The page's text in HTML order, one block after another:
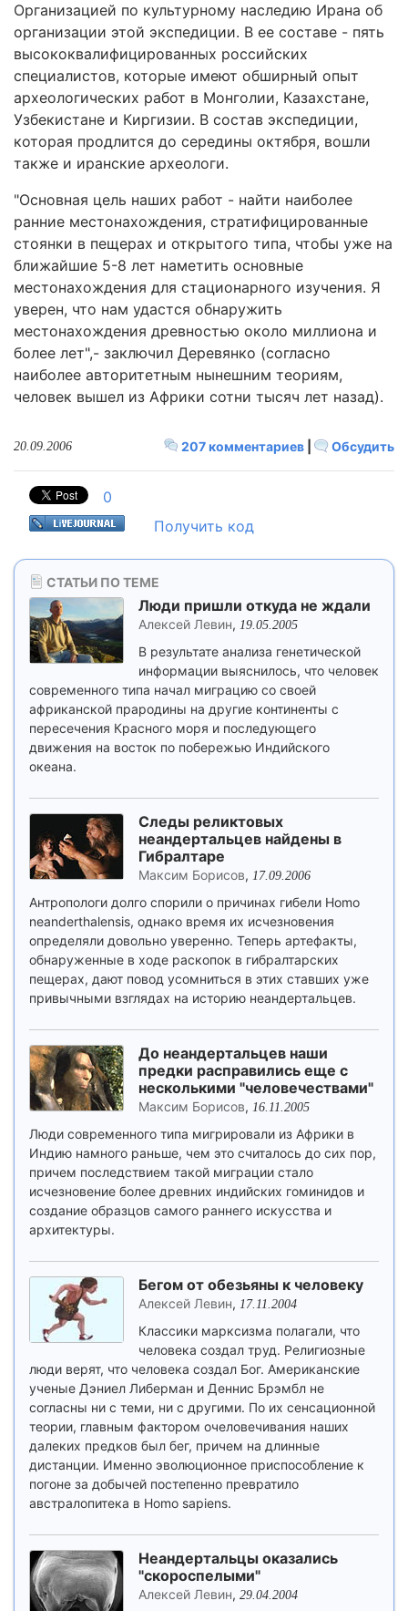
Организацией по культурному наследию Ирана об
организации этой экспедиции. В ее составе - пять
высококвалифицированных российских
специалистов, которые имеют обширный опыт
археологических работ в Монголии, Казахстане,
Узбекистане и Киргизии. В состав экспедиции,
которая продлится до середины октября, вошли
также и иранские археологи.
"Основная цель наших работ - найти наиболее
ранние местонахождения, стратифицированные
стоянки в пещерах и открытого типа, чтобы уже на
ближайшие 5-8 лет наметить основные
местонахождения для стационарного изучения. Я
уверен, что нам удастся обнаружить
местонахождения древностью около миллиона и
более лет",- заключил Деревянко (согласно
наиболее авторитетным нынешним теориям,
человек вышел из Африки сотни тысяч лет назад).
207 комментариев Обсудить
20.09.2006
0
Получить код
СТАТЬИ ПО ТЕМЕ
Люди пришли откуда не ждали
Алексей Левин, 19.05.2005
В результате анализа генетической
информации выяснилось, что человек
современного типа начал миграцию со своей
африканской прародины на другие континенты с
пересечения Красного моря и последующего
движения на восток по побережью Индийского
океана.
Следы реликтовых
неандертальцев найдены в
Гибралтаре
Максим Борисов, 17.09.2006
Антропологи долго спорили о причинах гибели Homo
neanderthalensis, однако время их исчезновения
определяли довольно уверенно. Теперь артефакты,
обнаруженные в ходе раскопок в гибралтарских
пещерах, дают повод усомниться в этих ставших уже
привычными взглядах на историю неандертальцев.
До неандертальцев наши
предки расправились еще с
несколькими "человечествами"
Максим Борисов, 16.11.2005
Люди современного типа мигрировали из Африки в
Индию намного раньше, чем это считалось до сих пор,
причем последствием такой миграции стало
исчезновение более древних индийских гоминидов и
создание образцов самого раннего искусства и
архитектуры.
Бегом от обезьяны к человеку
Алексей Левин, 17.11.2004
Классики марксизма полагали, что
человека создал труд. Религиозные
люди верят, что человека создал Бог. Американские
ученые Дэниел Либерман и Деннис Брэмбл не
согласны ни с теми, ни с другими. По их сенсационной
теории, главным фактором очеловечивания наших
далеких предков был бег, причем на длинные
дистанции. Именно эволюционное приспособление к
погоне за добычей постепенно превратило
австралопитека в Homo sapiens.
Неандертальцы оказались
"скороспелыми"
Алексей Левин, 29.04.2004